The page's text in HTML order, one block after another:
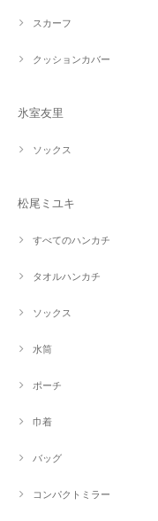
スカーフ
クッションカバー
氷室友里
ソックス
松尾ミユキ
すべてのハンカチ
タオルハンカチ
ソックス
水筒
ポーチ
巾着
バッグ
コンパクトミラー